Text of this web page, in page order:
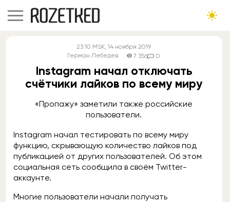
23:10 MSK, 14 ноября 2019
Герман Лебедев
7 356 0
Instagram начал отключать
счётчики лайков по всему миру
«Пропажу» заметили также российские
пользователи.
Instagram начал тестировать по всему миру
функцию, скрывающую количество лайков под
публикацией от других пользователей. Об этом
социальная сеть сообщила в своём Twitter-
аккаунте.
Многие пользователи начали получать